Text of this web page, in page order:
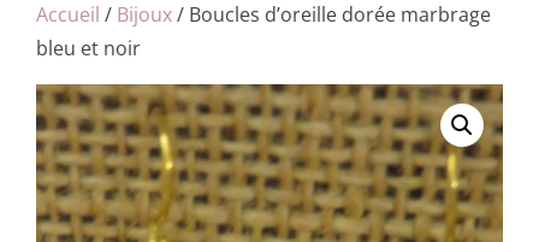
Accueil / Bijoux/ Boucles d’oreille dorée marbrage
bleu et noir